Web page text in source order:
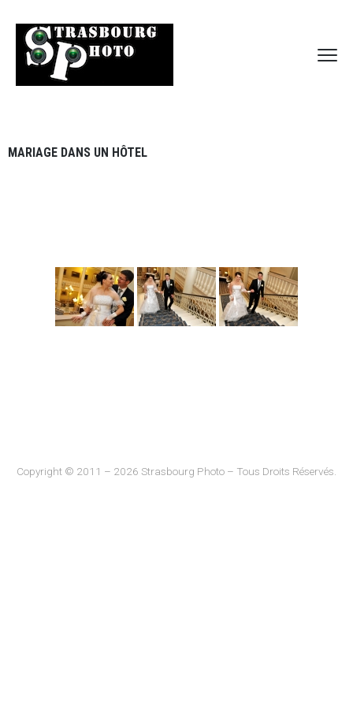
MARIAGE DANS UN HÔTEL
Copyright © 2011 – 2026 Strasbourg Photo – Tous Droits Réservés.